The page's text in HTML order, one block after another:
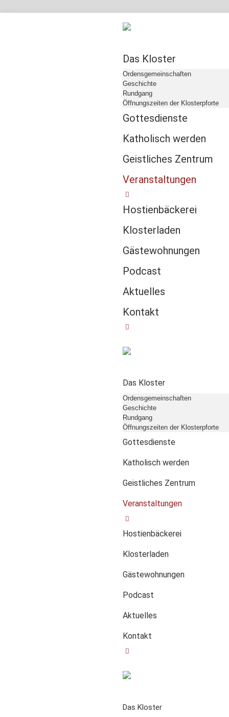
Das Kloster
Ordensgemeinschaften
Geschichte
Rundgang
Öffnungszeiten der Klosterpforte
Gottesdienste
Katholisch werden
Geistliches Zentrum
Veranstaltungen
Hostienbäckerei
Klosterladen
Gästewohnungen
Podcast
Aktuelles
Kontakt
Das Kloster
Ordensgemeinschaften
Geschichte
Rundgang
Öffnungszeiten der Klosterpforte
Gottesdienste
Katholisch werden
Geistliches Zentrum
Veranstaltungen
Hostienbäckerei
Klosterladen
Gästewohnungen
Podcast
Aktuelles
Kontakt
Das Kloster